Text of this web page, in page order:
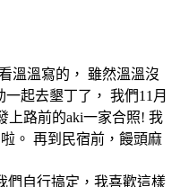
溫溫寫的， 雖然溫溫沒
起去墾丁了， 我們11月
上路前的aki一家合照! 我
。 再到民宿前，饅頭麻
們自行搞定，我喜歡這樣